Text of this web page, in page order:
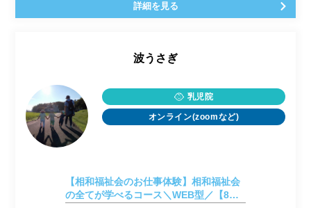
詳細を見る
波うさぎ
乳児院
オンライン(zoomなど)
【相和福祉会のお仕事体験】相和福祉会
の全てが学べるコース＼WEB型／【8月